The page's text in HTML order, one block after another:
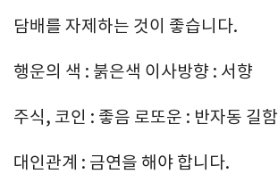
담배를 자제하는 것이 좋습니다.
행운의 색 : 붉은색 이사방향 : 서향
주식, 코인 : 좋음 로또운 : 반자동 길함
대인관계 : 금연을 해야 합니다.